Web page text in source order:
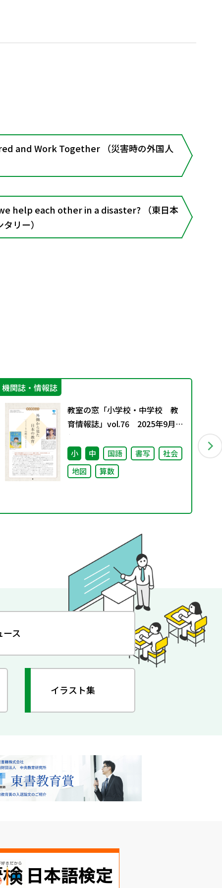
and Work Together （災害時の外国人
help each other in a disaster? （東日本
リー）
機関誌・情報誌
教室の窓「小学校・中学校 教
育情報誌」vol.76 2025年9月発
行
小 中 国語 書写
社会
地図
算数
ース
イラスト集